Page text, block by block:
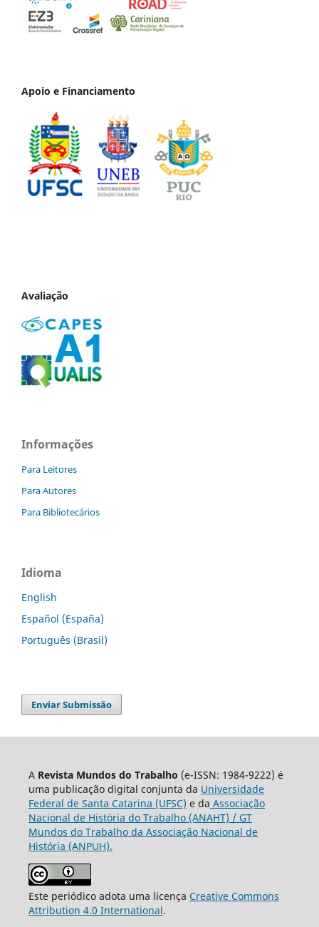
Apoio e Financiamento
Avaliação
Informações
Para Leitores
Para Autores
Para Bibliotecários
Idioma
English
Español (España)
Português (Brasil)
Enviar Submissão
A Revista Mundos do Trabalho (e-ISSN: 1984-9222) é
uma publicação digital conjunta da Universidade
Federal de Santa Catarina (UFSC) e da Associação
Nacional de História do Trabalho (ANAHT) / GT
Mundos do Trabalho da Associação Nacional de
História (ANPUH).
Este periódico adota uma licença Creative Commons
Attribution 4.0 International.